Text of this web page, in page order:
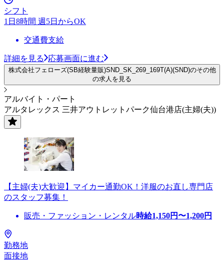
シフト
1日8時間 週5日からOK
交通費支給
詳細を見る 応募画面に進む
株式会社フェローズ(SB経験量販)SND_SK_269_169T(A)(SND)のその他
の求人を見る
アルバイト・パート
アルタレックス 三井アウトレットパーク仙台港店(主婦(夫))
【主婦(夫)大歓迎】マイカー通勤OK！洋服のお直し専門店
のスタッフ募集！
販売・ファッション・レンタル時給1,150円〜1,200円
勤務地
面接地